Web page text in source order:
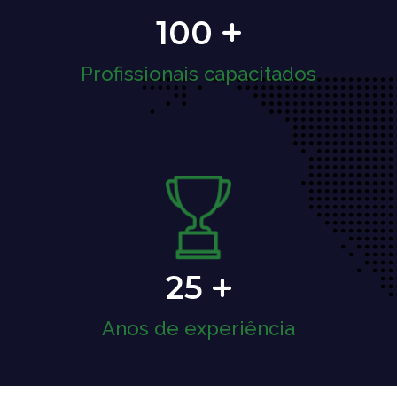
100
Profissionais capacitados
25
Anos de experiência